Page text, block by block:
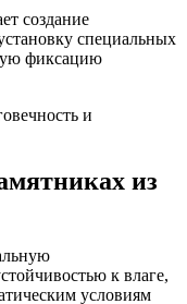
создание
специальных
фиксацию
и
из
к влаге,
условиям